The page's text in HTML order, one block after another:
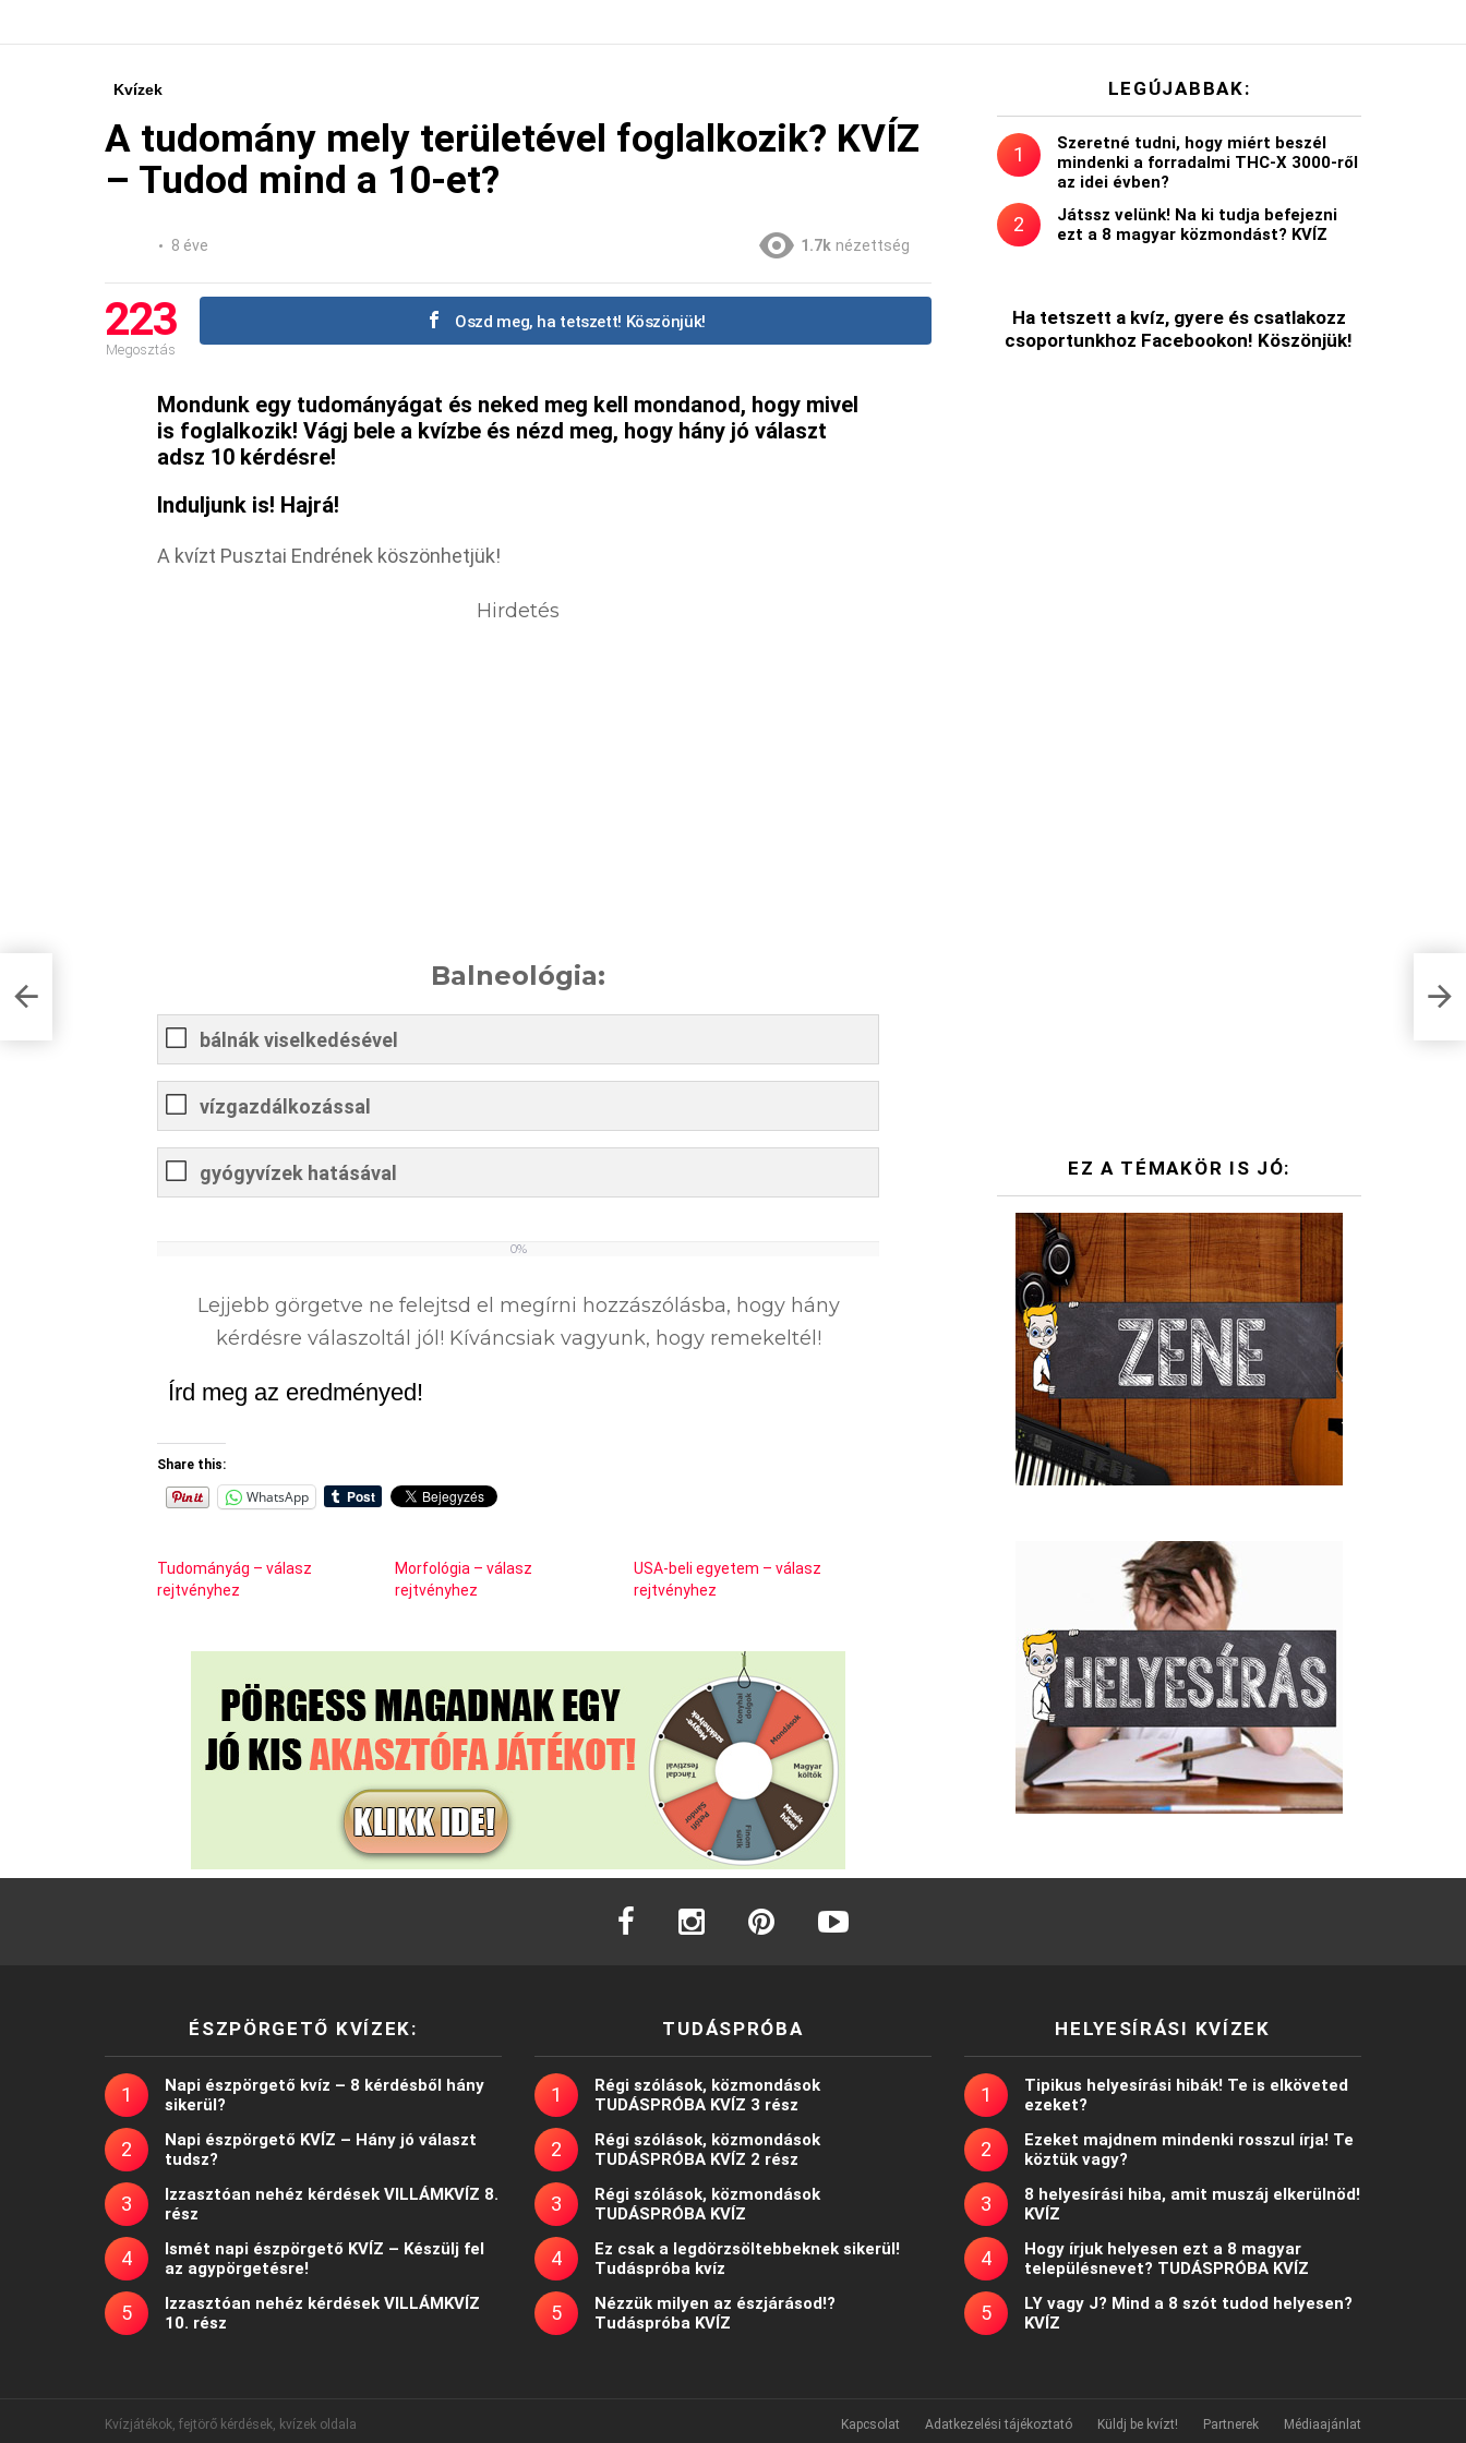
Kvízek
A tudomány mely területével foglalkozik? KVÍZ
– Tudod mind a 10-et?
8 éve 1.7k nézettség
223
Megosztás
Oszd meg, ha tetszett! Köszönjük!
Mondunk egy tudományágat és neked meg kell mondanod, hogy mivel
is foglalkozik! Vágj bele a kvízbe és nézd meg, hogy hány jó választ
adsz 10 kérdésre!
Induljunk is! Hajrá!
A kvízt Pusztai Endrének köszönhetjük!
Hirdetés
Balneológia:
bálnák viselkedésével
vízgazdálkozással
gyógyvízek hatásával
0%
Lejjebb görgetve ne felejtsd el megírni hozzászólásba, hogy hány
kérdésre válaszoltál jól! Kíváncsiak vagyunk, hogy remekeltél!
Írd meg az eredményed!
Share this:
WhatsApp
Tudományág – válasz
rejtvényhez
Morfológia – válasz
rejtvényhez
USA-beli egyetem – válasz
rejtvényhez
LEGÚJABBAK:
Szeretné tudni, hogy miért beszél
mindenki a forradalmi THC-X 3000-ről
az idei évben?
Játssz velünk! Na ki tudja befejezni
ezt a 8 magyar közmondást? KVÍZ
Ha tetszett a kvíz, gyere és csatlakozz
csoportunkhoz Facebookon! Köszönjük!
EZ A TÉMAKÖR IS JÓ:
facebook instagram
ÉSZPÖRGETŐ KVÍZEK:
Napi észpörgető kvíz – 8 kérdésből hány
sikerül?
Napi észpörgető KVÍZ – Hány jó választ
tudsz?
Izzasztóan nehéz kérdések VILLÁMKVÍZ 8.
rész
Ismét napi észpörgető KVÍZ – Készülj fel
az agypörgetésre!
Izzasztóan nehéz kérdések VILLÁMKVÍZ
10. rész
TUDÁSPRÓBA
Régi szólások, közmondások
TUDÁSPRÓBA KVÍZ 3 rész
Régi szólások, közmondások
TUDÁSPRÓBA KVÍZ 2 rész
Régi szólások, közmondások
TUDÁSPRÓBA KVÍZ
Ez csak a legdörzsöltebbeknek sikerül!
Tudáspróba kvíz
Nézzük milyen az észjárásod!?
Tudáspróba KVÍZ
HELYESÍRÁSI KVÍZEK
Tipikus helyesírási hibák! Te is elköveted
ezeket?
Ezeket majdnem mindenki rosszul írja! Te
köztük vagy?
8 helyesírási hiba, amit muszáj elkerülnöd!
KVÍZ
Hogy írjuk helyesen ezt a 8 magyar
településnevet? TUDÁSPRÓBA KVÍZ
LY vagy J? Mind a 8 szót tudod helyesen?
KVÍZ
Kvízjátékok, fejtörő kérdések, kvízek oldala Kapcsolat Adatkezelési tájékoztató Küldj be kvízt! Partnerek Médiaajánlat